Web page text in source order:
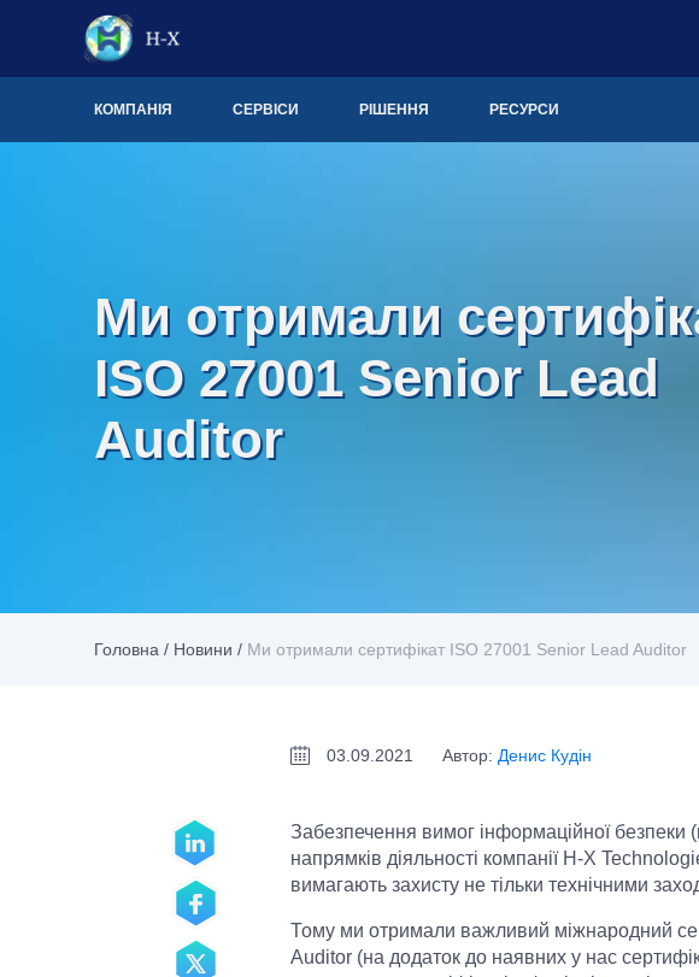
КОМПАНІЯ СЕРВІСИ РІШЕННЯ РЕСУРСИ
Ми отримали
ISO 27001 Senior Lead
Auditor
Головна / Новини / Ми отримали сертифікат ISO 27001 Senior Lead Auditor
03.09.2021 Автор: Денис Кудін
Забезпечення вимог інформаційної безпеки
напрямків діяльності компанії H-X
вимагають захисту не тільки технічними
Тому ми отримали важливий міжнародний
Auditor (на додаток до наявних у нас